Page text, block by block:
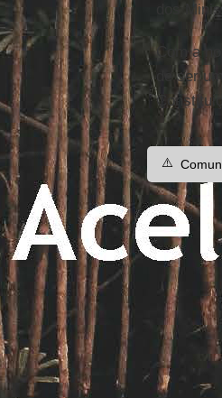
dos
Com a
de ser
⚠️